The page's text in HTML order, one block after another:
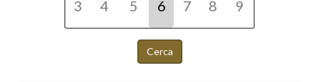
3 4 5 6 7 8 9
Cerca